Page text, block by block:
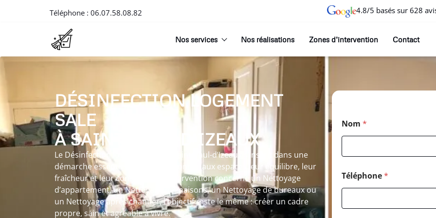
Téléphone : 06.07.58.08.82 4.8/5 basés sur 628
Nos services Nos réalisations Zones d’intervention Contact
DÉSINFECTION LOGEMENT
SALE
À SAINT-PAUL-D’IZEAUX
Le Désinfection logement sale à Saint-Paul-d’Izeaux s’inscrit dans une
démarche essentielle visant à redonner aux espaces leur équilibre, leur
fraîcheur et leur confort. Que l’intervention concerne un Nettoyage
d’appartement, un Nettoyage de maisons, un Nettoyage de bureaux ou
un Nettoyage après chantier, l’objectif reste le même : créer un cadre
propre, sain et agréable à vivre.
Nom *
Téléphone*